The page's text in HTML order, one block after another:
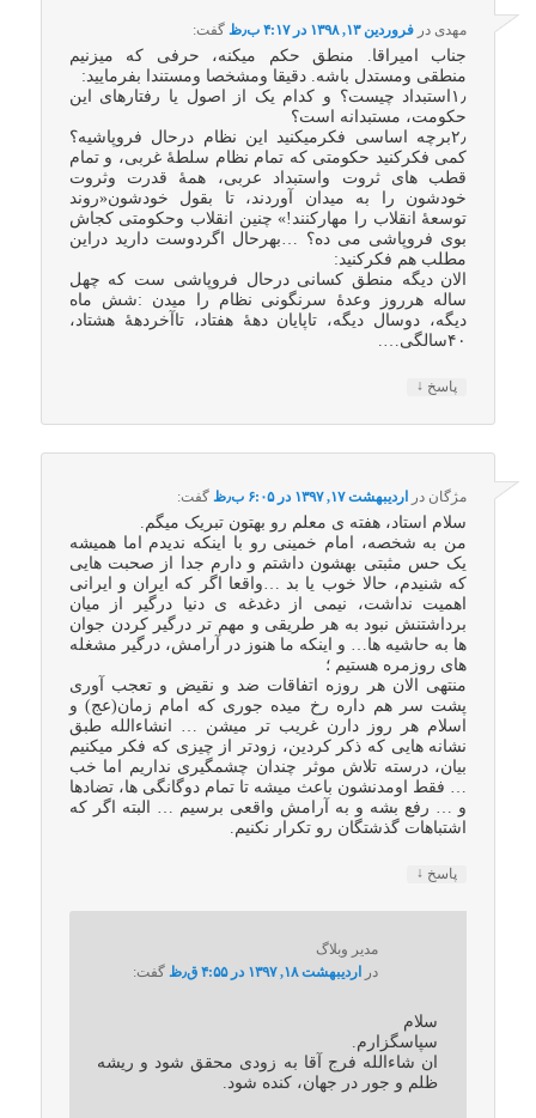
مهدی در فروردین ۱۳, ۱۳۹۸ در ۴:۱۷ ب٫ظ گفت:
جناب امیراقا. منطق حکم میکنه، حرفی که میزنیم
منطقی ومستدل باشه. دقیقا ومشخصا ومستندا بفرمایید:
۱٫استبداد چیست؟ و کدام یک از اصول یا رفتارهای این
حکومت، مستبدانه است؟
۲٫برچه اساسی فکرمیکنید این نظام درحال فروپاشیه؟
کمی فکرکنید حکومتی که تمام نظام سلطۀ غربی، و تمام
قطب های ثروت واستبداد عربی، همۀ قدرت وثروت
خودشون را به میدان آوردند، تا بقول خودشون«روند
توسعۀ انقلاب را مهارکنند!» چنین انقلاب وحکومتی کجاش
بوی فروپاشی می ده؟ …بهرحال اگردوست دارید دراین
مطلب هم فکرکنید:
الان دیگه منطق کسانی درحال فروپاشی ست که چهل
ساله هرروز وعدۀ سرنگونی نظام را میدن :شش ماه
دیگه، دوسال دیگه، تاپایان دهۀ هفتاد، تاآخردهۀ هشتاد،
۴۰سالگی….
پاسخ ↓
مژگان در اردیبهشت ۱۷, ۱۳۹۷ در ۶:۰۵ ب٫ظ گفت:
سلام استاد، هفته ی معلم رو بهتون تبریک میگم.
من به شخصه، امام خمینی رو با اینکه ندیدم اما همیشه
یک حس مثبتی بهشون داشتم و دارم جدا از صحبت هایی
که شنیدم، حالا خوب یا بد …واقعا اگر که ایران و ایرانی
اهمیت نداشت، نیمی از دغدغه ی دنیا درگیر از میان
برداشتنش نبود به هر طریقی و مهم تر درگیر کردن جوان
ها به حاشیه ها… و اینکه ما هنوز در آرامش، درگیر مشغله
های روزمره هستیم ؛
منتهی الان هر روزه اتفاقات ضد و نقیض و تعجب آوری
پشت سر هم داره رخ میده جوری که امام زمان(عج) و
اسلام هر روز دارن غریب تر میشن … انشاءالله طبق
نشانه هایی که ذکر کردین، زودتر از چیزی که فکر میکنیم
بیان، درسته تلاش موثر چندان چشمگیری نداریم اما خب
… فقط اومدنشون باعث میشه تا تمام دوگانگی ها، تضادها
و … رفع بشه و به آرامش واقعی برسیم … البته اگر که
اشتباهات گذشتگان رو تکرار نکنیم.
پاسخ ↓
مدیر وبلاگ
در اردیبهشت ۱۸, ۱۳۹۷ در ۴:۵۵ ق٫ظ گفت:
سلام
سپاسگزارم.
ان شاءالله فرج آقا به زودی محقق شود و ریشه
ظلم و جور در جهان، کنده شود.